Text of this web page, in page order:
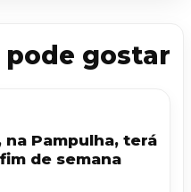
gostar
Pampulha, terá
de semana